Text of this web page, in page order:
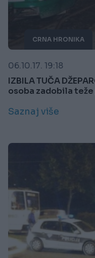
CRNA HRONIKA
06.10.17. 19:18
IZBILA TUČA
osoba zadobila
Saznaj više